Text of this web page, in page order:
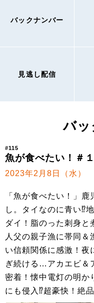
バックナンバー
見逃し配信
バ
#115
魚が食べたい！＃
2023年2月8日（水）
「魚が食べたい！」
し。タイなのに青い⁉
ダイ！脂のった刺身と
人父の親子漁に帯同
い信頼関係に感激！夜
ぎ続ける…アカエビ＆
密着！懐中電灯の明か
にも侵入⁉超豪快！絶